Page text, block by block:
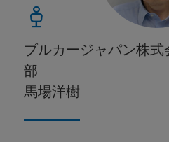
ブルカージャパン株
部
馬場洋樹